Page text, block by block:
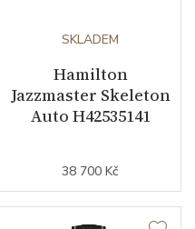
ANO
SKLADEM
Hamilton
Jazzmaster Skeleton
Auto H42535141
38 700 Kč